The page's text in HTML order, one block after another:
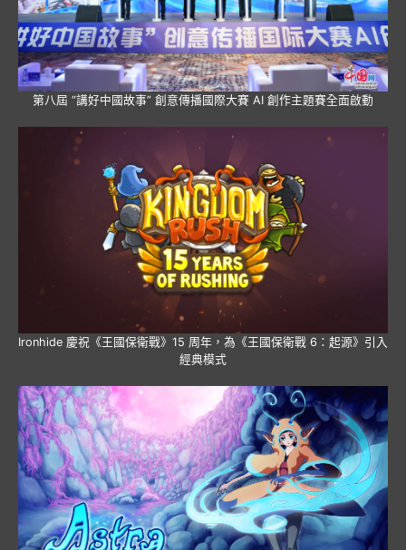
第八屆 “講好中國故事” 創意傳播國際大賽 AI 創作主題賽全面啟動
Ironhide 慶祝《王國保衛戰》15 周年，為《王國保衛戰 6：起源》引入
經典模式